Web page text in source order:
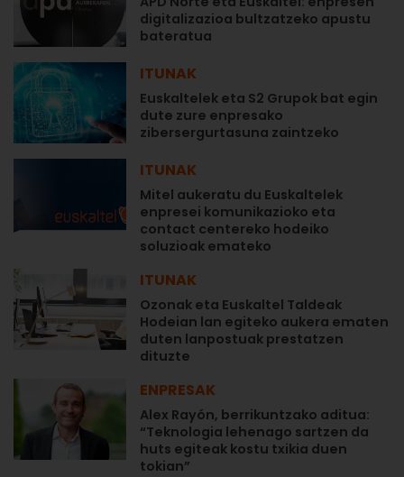
digitalizazioa bultzatzeko apustu
bateratua
ITUNAK
Euskaltelek eta S2 Grupok bat egin
dute zure enpresako
zibersergurtasuna zaintzeko
ITUNAK
Mitel aukeratu du Euskaltelek
enpresei komunikazioko eta
contact centereko hodeiko
soluzioak emateko
ITUNAK
Ozonak eta Euskaltel Taldeak
Hodeian lan egiteko aukera ematen
duten lanpostuak prestatzen
dituzte
ENPRESAK
Alex Rayón, berrikuntzako aditua:
“Teknologia lehenago sartzen da
huts egiteak kostu txikia duen
tokian”